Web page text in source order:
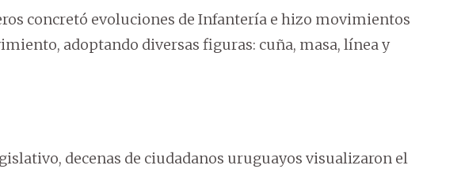
concretó evoluciones de Infantería e hizo movimientos
adoptando diversas figuras: cuña, masa, línea y
decenas de ciudadanos uruguayos visualizaron el